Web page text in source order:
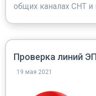
общих каналах СНТ и
Проверка линий
19 мая 2021